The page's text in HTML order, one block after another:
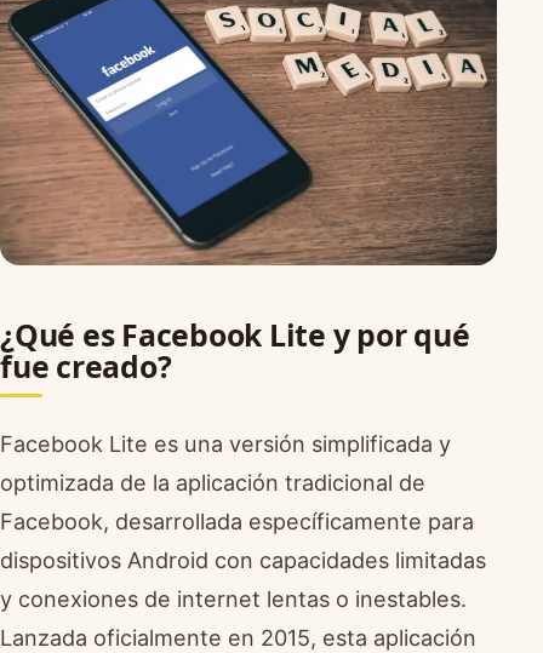
¿Qué es Facebook Lite y por qué
fue creado?
Facebook Lite es una versión simplificada y
optimizada de la aplicación tradicional de
Facebook, desarrollada específicamente para
dispositivos Android con capacidades limitadas
y conexiones de internet lentas o inestables.
Lanzada oficialmente en 2015, esta aplicación